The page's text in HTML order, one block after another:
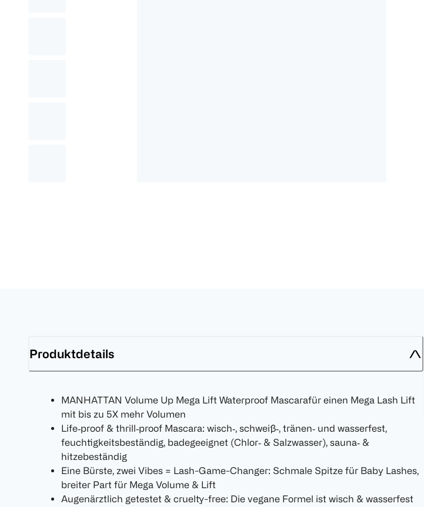
Produktdetails
MANHATTAN Volume Up Mega Lift Waterproof Mascarafür einen Mega Lash Lift
mit bis zu 5X mehr Volumen
Life‑proof & thrill‑proof Mascara: wisch‑, schweiß‑, tränen‑ und wasserfest,
feuchtigkeitsbeständig, badegeeignet (Chlor‑ & Salzwasser), sauna‑ &
hitzebeständig
Eine Bürste, zwei Vibes = Lash-Game-Changer: Schmale Spitze für Baby Lashes,
breiter Part für Mega Volume & Lift
Augenärztlich getestet & cruelty-free: Die vegane Formel ist wisch & wasserfest